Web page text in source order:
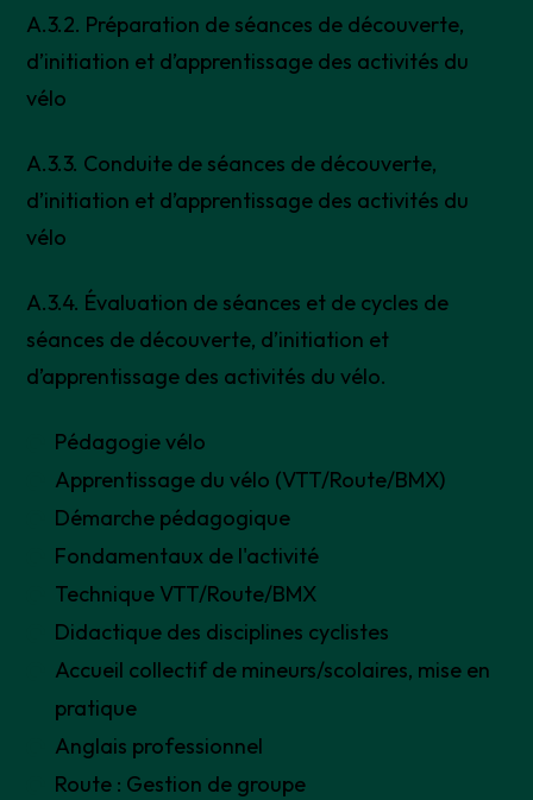
A.3.2. Préparation de séances de découverte,
d’initiation et d’apprentissage des activités du
vélo
A.3.3. Conduite de séances de découverte,
d’initiation et d’apprentissage des activités du
vélo
A.3.4. Évaluation de séances et de cycles de
séances de découverte, d’initiation et
d’apprentissage des activités du vélo.
Pédagogie vélo
Apprentissage du vélo (VTT/Route/BMX)
Démarche pédagogique
Fondamentaux de l'activité
Technique VTT/Route/BMX
Didactique des disciplines cyclistes
Accueil collectif de mineurs/scolaires, mise en
pratique
Anglais professionnel
Route : Gestion de groupe